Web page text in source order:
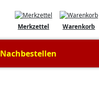
Warenkorb
Merkzettel
Nachbestellen